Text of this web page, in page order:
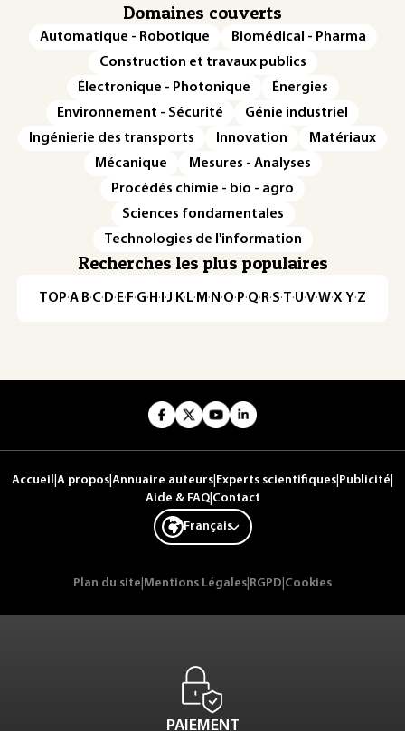
Domaines couverts
Automatique - Robotique
Biomédical - Pharma
Construction et travaux publics
Électronique - Photonique
Énergies
Environnement - Sécurité
Génie industriel
Ingénierie des transports
Innovation
Matériaux
Mécanique
Mesures - Analyses
Procédés chimie - bio - agro
Sciences fondamentales
Technologies de l'information
Recherches les plus populaires
TOP·A·B·C· D· E· F·G· H · ·J· K· L· M · N ·O· P·Q· R·S·T·U·V·W·X·Y·Z
Accueil A propos Annuaire auteurs Experts scientifiques Publicité
Aide & FAQ| Contact
Français
Plan du site Mentions Légales RGPD Cookies
PAIEMENT